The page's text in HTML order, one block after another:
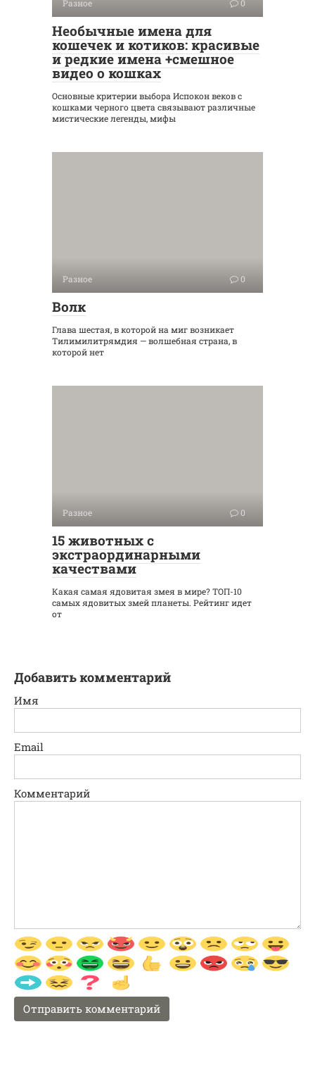
Разное 0
Необычные имена для
кошечек и котиков: красивые
и редкие имена +смешное
видео о кошках
Основные критерии выбора Испокон веков с
кошками черного цвета связывают различные
мистические легенды, мифы
Разное 0
Волк
Глава шестая, в которой на миг возникает
Тилимилитрямдия — волшебная страна, в
которой нет
Разное 0
15 животных с
экстраординарными
качествами
Какая самая ядовитая змея в мире? ТОП-10
самых ядовитых змей планеты. Рейтинг идет
от
Добавить комментарий
Имя
Email
Комментарий